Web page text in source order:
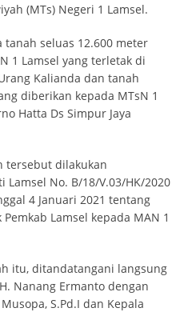
(MTs) Negeri 1 Lamsel.
seluas 12.600 meter
1 Lamsel yang terletak di
Kalianda dan tanah
diberikan kepada MTsN 1
Hatta Ds Simpur Jaya
tersebut dilakukan
No. B/18/V.03/HK/2020
4 Januari 2021 tentang
Lamsel kepada MAN 1
itu, ditandatangani langsung
Nanang Ermanto dengan
S.Pd.I dan Kepala